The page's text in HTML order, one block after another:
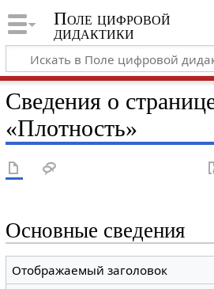
Поле цифровой
дидактики
Сведения о
«Плотность»
Основные сведения
Отображаемый заголовок